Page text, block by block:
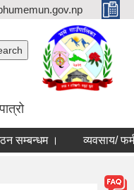
। व्यवसाय/ फर्म/